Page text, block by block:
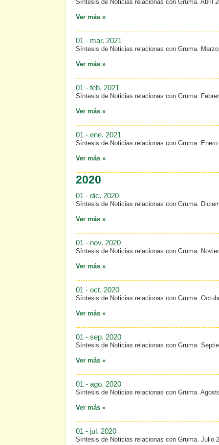
Síntesis de Noticias relacionas con Gruma. Abril
Ver más »
01 - mar. 2021
Síntesis de Noticias relacionas con Gruma.
Ver más »
01 - feb. 2021
Síntesis de Noticias relacionas con Gruma.
Ver más »
01 - ene. 2021
Síntesis de Noticias relacionas con Gruma. Enero
Ver más »
2020
01 - dic. 2020
Síntesis de Noticias relacionas con Gruma.
Ver más »
01 - nov. 2020
Síntesis de Noticias relacionas con Gruma.
Ver más »
01 - oct. 2020
Síntesis de Noticias relacionas con Gruma.
Ver más »
01 - sep. 2020
Síntesis de Noticias relacionas con Gruma.
Ver más »
01 - ago. 2020
Síntesis de Noticias relacionas con Gruma.
Ver más »
01 - jul. 2020
Síntesis de Noticias relacionas con Gruma. Julio